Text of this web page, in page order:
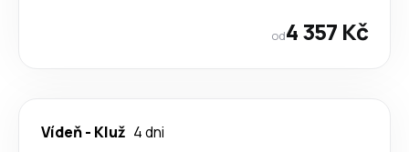
od4 357 Kč
Vídeň- Kluž 4 dni